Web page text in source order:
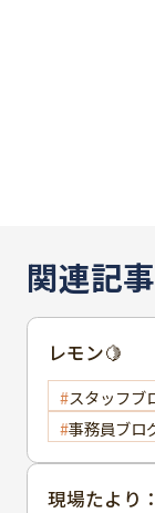
関連記事
レモン🍋
スタッフブ
事務員ブロ
現場たより